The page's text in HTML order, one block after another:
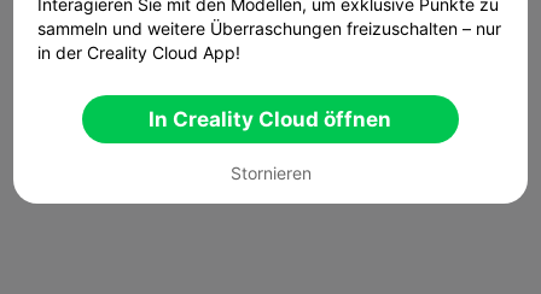
sammeln und weitere Überraschungen freizuschalten – nur
in der Creality Cloud App!
In Creality Cloud öffnen
Stornieren